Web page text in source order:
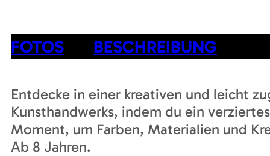
FOTOS BESCHREIBUNG
Entdecke in einer kreativen und leicht
Kunsthandwerks, indem du ein
Moment, um Farben, Materialien und
Ab 8 Jahren.